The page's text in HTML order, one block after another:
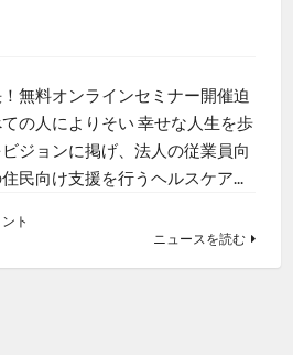
無料オンラインセミナー開催迫
の人によりそい 幸せな人生を歩
ジョンに掲げ、法人の従業員向
民向け支援を行うヘルスケア...
ト
ニュースを読む